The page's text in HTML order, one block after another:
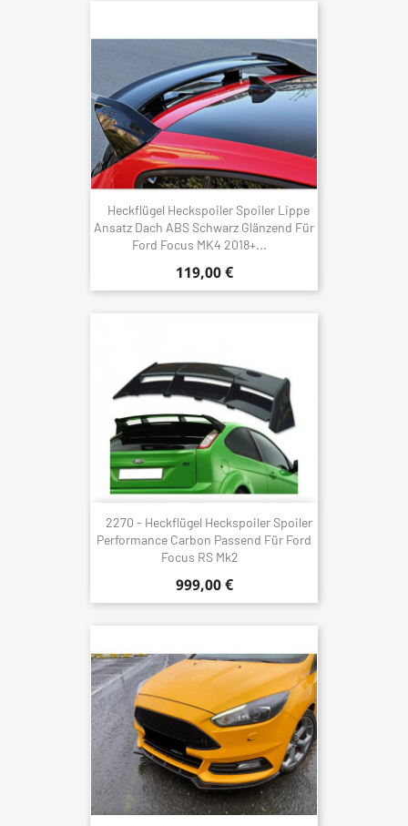
Heckflügel Heckspoiler Spoiler Lippe
Ansatz Dach ABS Schwarz Glänzend Für
Ford Focus MK4 2018+...
119,00 €
2270 - Heckflügel Heckspoiler Spoiler
Performance Carbon Passend Für Ford
Focus RS Mk2
999,00 €